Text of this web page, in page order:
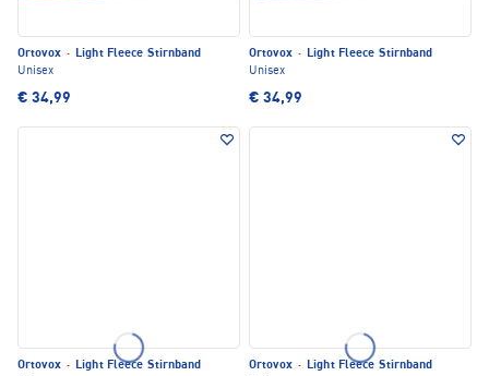
Ortovox · Light Fleece Stirnband
Unisex
€ 34,99
Ortovox · Light Fleece Stirnband
Unisex
€ 34,99
Ortovox · Light Fleece Stirnband
Ortovox · Light Fleece Stirnband